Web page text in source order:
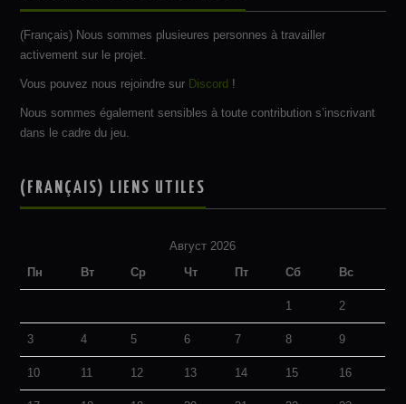
(Français) Nous sommes plusieures personnes à travailler
activement sur le projet.
Vous pouvez nous rejoindre sur Discord !
Nous sommes également sensibles à toute contribution s’inscrivant
dans le cadre du jeu.
(FRANÇAIS) LIENS UTILES
Август 2026
Пн Вт Ср Чт Пт Сб Вс
1 2
3 4 5 6 7 8 9
10 11 12 13 14 15 16